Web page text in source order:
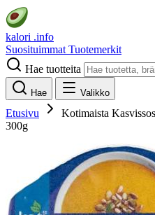
kalori .info
Suosituimmat Tuotemerkit
Hae tuotteita
Hae Valikko
Etusivu
Kotimaista
300g